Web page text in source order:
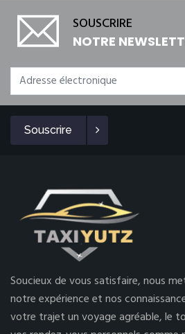
SOUSCRIRE
NOTRE
Souscrire
Soucieux de vous satisfaire, nous
notre expérience et nos
votre trajet un voyage agréable, le